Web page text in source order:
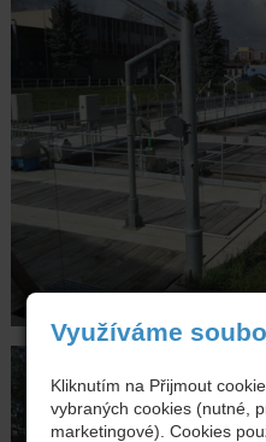
Využíváme
Kliknutím na Přijmout
vybraných cookies (nutné,
marketingové). Cookies